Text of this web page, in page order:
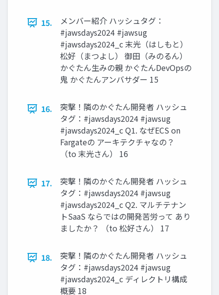
15.
メンバー紹介 ハッシュタグ：
#jawsdays2024 #jawsug
#jawsdays2024_c 末光（はしもと）
松好（まつよし） 御田（みのるん）
かぐたん生みの親 かぐたんDevOpsの
鬼 かぐたんアンバサダー 15
16.
突撃！隣のかぐたん開発者 ハッシュ
タグ：#jawsdays2024 #jawsug
#jawsdays2024_c Q1. なぜECS on
Fargateの アーキテクチャなの？
（to 末光さん） 16
17.
突撃！隣のかぐたん開発者 ハッシュ
タグ：#jawsdays2024 #jawsug
#jawsdays2024_c Q2. マルチテナン
トSaaS ならではの開発苦労って あり
ましたか？ （to 松好さん） 17
18.
突撃！隣のかぐたん開発者 ハッシュ
タグ：#jawsdays2024 #jawsug
#jawsdays2024_c ディレクトリ構成
概要 18